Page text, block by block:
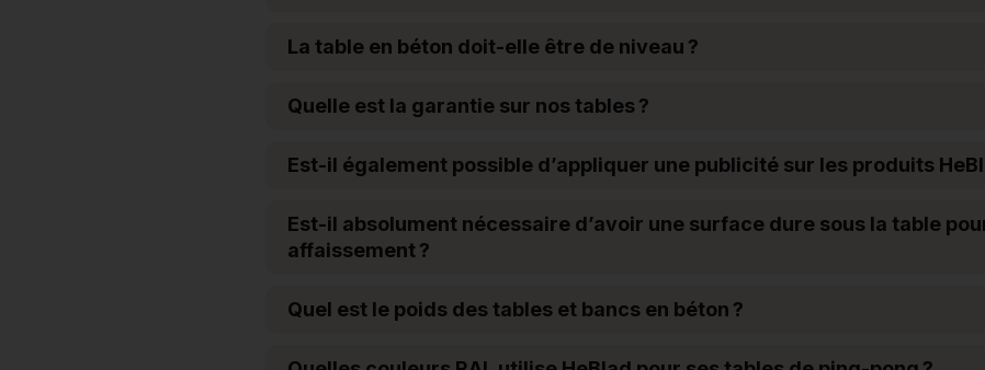
La table en béton doit-elle être de niveau ?
Quelle est la garantie sur nos tables ?
Est-il également possible d’appliquer une publicité sur les produits
Est-il absolument nécessaire d’avoir une surface dure sous la table
affaissement ?
Quel est le poids des tables et bancs en béton ?